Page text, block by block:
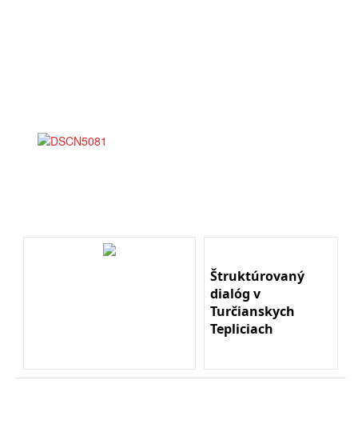
Štruktúrovaný
dialóg v
Turčianskych
Tepliciach